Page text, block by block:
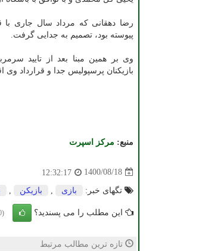
رضا دهقانی که مرداد سال جاری با
پیوسته بود، تصمیم به جدایی گرفت.
وی بر همین مبنا بعد از تایید
بازیکنان پرسپولیس جدا و قرارداد وی
منبع: مركز اسپرت
1400/08/18
12:32:17
تگهای خبر: بازی بازیكن
این مطلب را می پسندید؟ (0)
تازه ترین مطالب مرتبط